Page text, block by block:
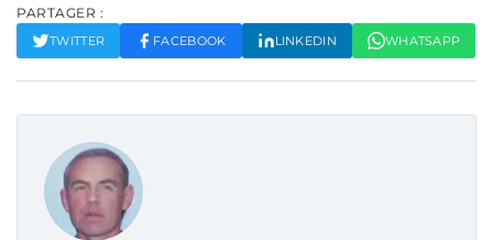
PARTAGER :
TWITTER FACEBOOK LINKEDIN WHATSAPP